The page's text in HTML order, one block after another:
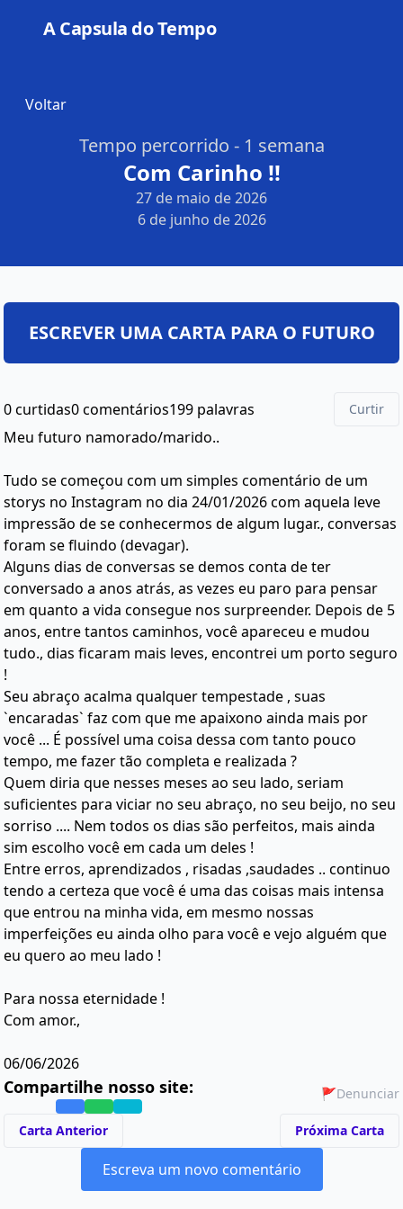
A Capsula do Tempo
Voltar
Tempo percorrido - 1 semana
Com Carinho !!
27 de maio de 2026
6 de junho de 2026
0 curtidas0 comentários199 palavras Curtir
Meu futuro namorado/marido..
Tudo se começou com um simples comentário de um
storys no Instagram no dia 24/01/2026 com aquela leve
impressão de se conhecermos de algum lugar., conversas
foram se fluindo (devagar).
Alguns dias de conversas se demos conta de ter
conversado a anos atrás, as vezes eu paro para pensar
em quanto a vida consegue nos surpreender. Depois de 5
anos, entre tantos caminhos, você apareceu e mudou
tudo., dias ficaram mais leves, encontrei um porto seguro
!
Seu abraço acalma qualquer tempestade , suas
`encaradas` faz com que me apaixono ainda mais por
você ... É possível uma coisa dessa com tanto pouco
tempo, me fazer tão completa e realizada ?
Quem diria que nesses meses ao seu lado, seriam
suficientes para viciar no seu abraço, no seu beijo, no seu
sorriso .... Nem todos os dias são perfeitos, mais ainda
sim escolho você em cada um deles !
Entre erros, aprendizados , risadas ,saudades .. continuo
tendo a certeza que você é uma das coisas mais intensa
que entrou na minha vida, em mesmo nossas
imperfeições eu ainda olho para você e vejo alguém que
eu quero ao meu lado !
Para nossa eternidade !
Com amor.,
06/06/2026
Compartilhe nosso site: 🚩Denunciar
Carta Anterior Próxima Carta
Escreva um novo comentário
ESCREVER UMA CARTA PARA O FUTURO